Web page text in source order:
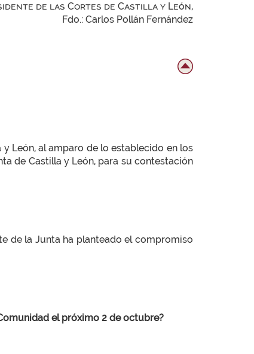
de las Cortes de Castilla y León,
Fdo.: Carlos Pollán Fernández
y León, al amparo de lo establecido en los
de Castilla y León, para su contestación
de la Junta ha planteado el compromiso
el próximo 2 de octubre?